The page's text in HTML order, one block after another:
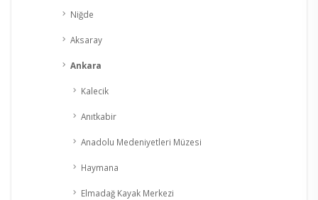
Niğde
Aksaray
Ankara
Kalecik
Anıtkabir
Anadolu Medeniyetleri Müzesi
Haymana
Elmadağ Kayak Merkezi